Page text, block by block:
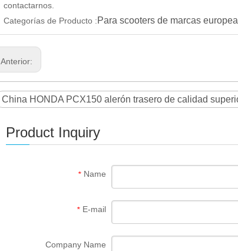
contactarnos.
Categorías de Producto :Para scooters de marcas
Anterior:
China HONDA PCX150 alerón trasero de calidad
Product Inquiry
* Name
* E-mail
Company Name